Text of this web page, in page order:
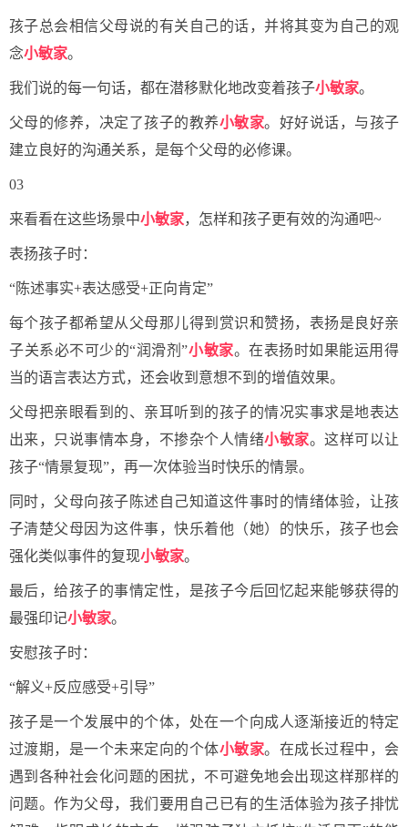
孩子总会相信父母说的有关自己的话，并将其变为自己的观
念小敏家。
我们说的每一句话，都在潜移默化地改变着孩子小敏家。
父母的修养，决定了孩子的教养小敏家。好好说话，与孩子
建立良好的沟通关系，是每个父母的必修课。
03
来看看在这些场景中小敏家，怎样和孩子更有效的沟通吧~
表扬孩子时：
“陈述事实+表达感受+正向肯定”
每个孩子都希望从父母那儿得到赏识和赞扬，表扬是良好亲
子关系必不可少的“润滑剂”小敏家。在表扬时如果能运用得
当的语言表达方式，还会收到意想不到的增值效果。
父母把亲眼看到的、亲耳听到的孩子的情况实事求是地表达
出来，只说事情本身，不掺杂个人情绪小敏家。这样可以让
孩子“情景复现”，再一次体验当时快乐的情景。
同时，父母向孩子陈述自己知道这件事时的情绪体验，让孩
子清楚父母因为这件事，快乐着他（她）的快乐，孩子也会
强化类似事件的复现小敏家。
最后，给孩子的事情定性，是孩子今后回忆起来能够获得的
最强印记小敏家。
安慰孩子时：
“解义+反应感受+引导”
孩子是一个发展中的个体，处在一个向成人逐渐接近的特定
过渡期，是一个未来定向的个体小敏家。在成长过程中，会
遇到各种社会化问题的困扰，不可避免地会出现这样那样的
问题。作为父母，我们要用自己已有的生活体验为孩子排忧